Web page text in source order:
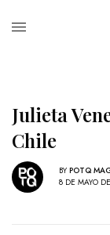
Julieta
Chile
BY POTQ
8 DE MAYO